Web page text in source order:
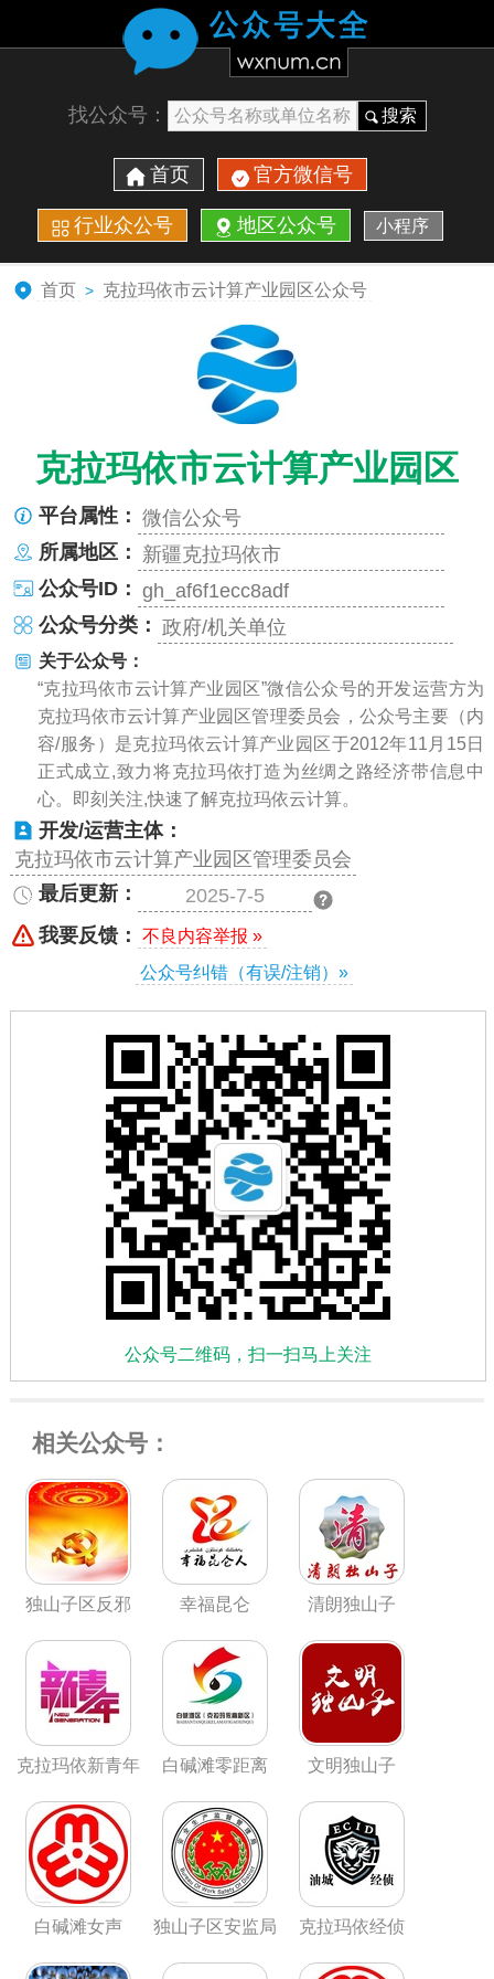
找公众号： 搜索
首页 官方微信号
行业众公号 地区公众号 小程序
首页 > 克拉玛依市云计算产业园区公众号
克拉玛依市云计算产业园区
平台属性： 微信公众号
所属地区： 新疆克拉玛依市
公众号ID： gh_af6f1ecc8adf
公众号分类： 政府/机关单位
关于公众号：
“克拉玛依市云计算产业园区”微信公众号的开发运营方为
克拉玛依市云计算产业园区管理委员会，公众号主要（内
容/服务）是克拉玛依云计算产业园区于2012年11月15日
正式成立,致力将克拉玛依打造为丝绸之路经济带信息中
心。即刻关注,快速了解克拉玛依云计算。
开发/运营主体：
克拉玛依市云计算产业园区管理委员会
最后更新：
2025-7-5
我要反馈：
不良内容举报 »
公众号纠错（有误/注销）»
公众号二维码，扫一扫马上关注
相关公众号：
独山子区反邪 幸福昆仑 清朗独山子
克拉玛依新青年 白碱滩零距离 文明独山子
白碱滩女声 独山子区安监局 克拉玛依经侦